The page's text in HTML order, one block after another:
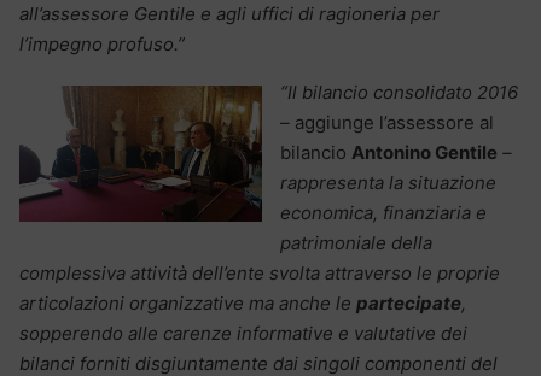
all’assessore Gentile e agli uffici di ragioneria per
l’impegno profuso.”
“Il bilancio consolidato 2016
– aggiunge l’assessore al
bilancio Antonino Gentile –
rappresenta la situazione
economica, finanziaria e
patrimoniale della
complessiva attività dell’ente svolta attraverso le proprie
articolazioni organizzative ma anche le partecipate,
sopperendo alle carenze informative e valutative dei
bilanci forniti disgiuntamente dai singoli componenti del